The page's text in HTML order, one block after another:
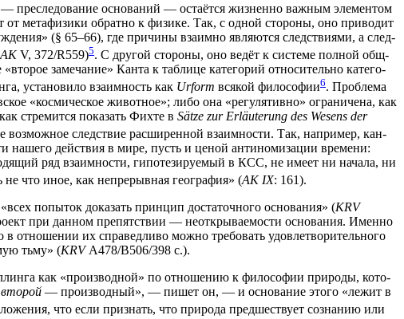
пре­сле­до­ва­ние осно­ва­ний — оста­ёт­ся жиз­нен­но важ­ным эле­мен­том
от мета­фи­зи­ки обрат­но к физи­ке. Так, с одной сто­ро­ны, оно при­во­дит
(§ 65–66), где при­чи­ны вза­им­но явля­ют­ся след­стви­я­ми, а след­
V, 372/R559)5. С дру­гой сто­ро­ны, оно ведёт к систе­ме пол­ной общ­
заме­ча­ние» Кан­та к таб­ли­це кате­го­рий отно­си­тель­но кате­го­
уста­но­ви­ло вза­им­ность как Urform вся­кой фило­со­фии6. Про­бле­ма
«кос­ми­че­ское живот­ное»; либо она «регу­ля­тив­но» огра­ни­че­на, как
стре­мит­ся пока­зать Фих­те в Sätze zur Erläuterung des Wesens der
след­ствие рас­ши­рен­ной вза­им­но­сти. Так, напри­мер, кан­
наше­го дей­ствия в мире, пусть и ценой анти­но­ми­за­ции вре­ме­ни:
ряд вза­им­но­сти, гипо­те­зи­ру­е­мый в КСС, не име­ет ни нача­ла, ни
не что иное, как непре­рыв­ная гео­гра­фия» (AK IX: 161).
попы­ток дока­зать прин­цип доста­точ­но­го осно­ва­ния» (KRV
при дан­ном пре­пят­ствии — неот­кры­ва­е­мо­сти осно­ва­ния. Имен­но
отно­ше­нии их спра­вед­ли­во мож­но тре­бо­вать удо­вле­тво­ри­тель­но­го
тьму» (KRVA478/B506/398 с.).
как «про­из­вод­ной» по отно­ше­нию к фило­со­фии при­ро­ды, кото­
вто­рой — про­из­вод­ный», — пишет он, — и осно­ва­ние это­го «лежит в
что если при­знать, что при­ро­да пред­ше­ству­ет созна­нию или